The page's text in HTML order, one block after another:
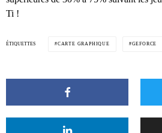
Ti !
ÉTIQUETTES CARTE GRAPHIQUE GEFORCE